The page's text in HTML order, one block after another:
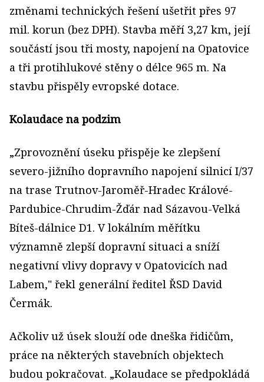
změnami technických řešení ušetřit přes 97
mil. korun (bez DPH). Stavba měří 3,27 km, její
součástí jsou tři mosty, napojení na Opatovice
a tři protihlukové stěny o délce 965 m. Na
stavbu přispěly evropské dotace.
Kolaudace na podzim
„Zprovoznění úseku přispěje ke zlepšení
severo-jižního dopravního napojení silnicí I/37
na trase Trutnov-Jaroměř-Hradec Králové-
Pardubice-Chrudim-Žďár nad Sázavou-Velká
Bíteš-dálnice D1. V lokálním měřítku
významně zlepší dopravní situaci a sníží
negativní vlivy dopravy v Opatovicích nad
Labem," řekl generální ředitel ŘSD David
Čermák.
Ačkoliv už úsek slouží ode dneška řidičům,
práce na některých stavebních objektech
budou pokračovat. „Kolaudace se předpokládá